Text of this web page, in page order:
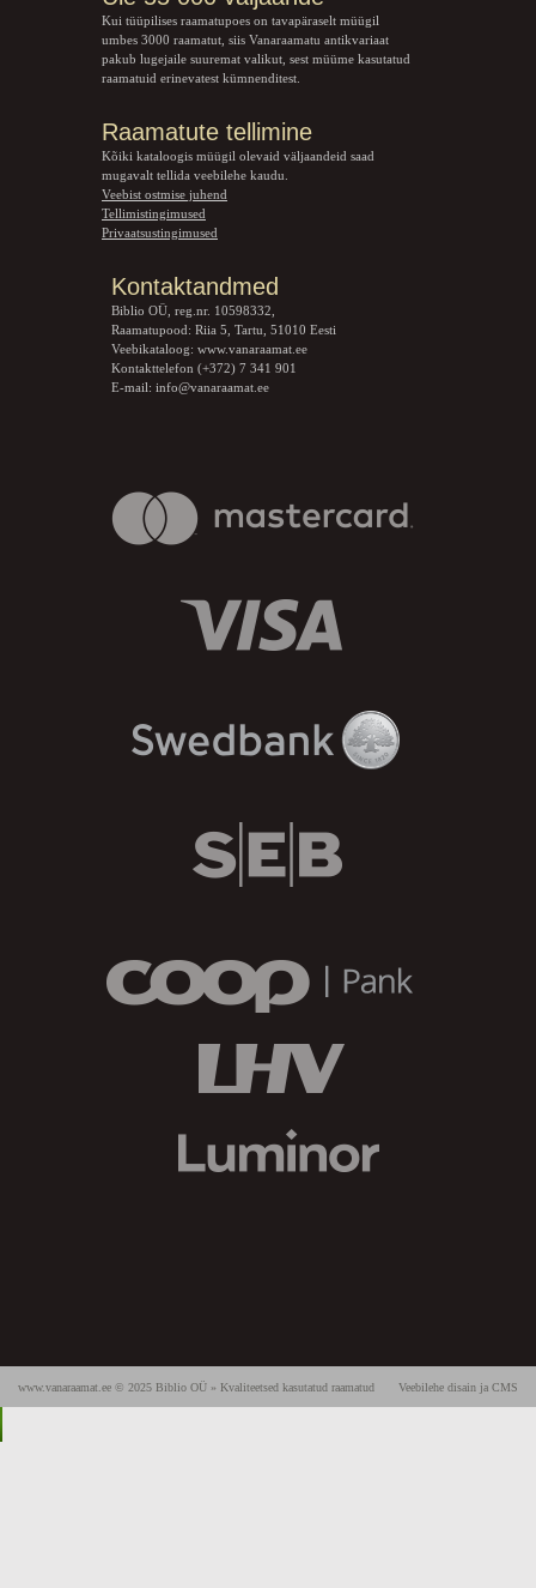
Kui tüüpilises raamatupoes on tavapäraselt müügil
umbes 3000 raamatut, siis Vanaraamatu antikvariaat
pakub lugejaile suuremat valikut, sest müüme kasutatud
raamatuid erinevatest kümnenditest.
Raamatute tellimine
Kõiki kataloogis müügil olevaid väljaandeid saad
mugavalt tellida veebilehe kaudu.
Veebist ostmise juhend
Tellimistingimused
Privaatsustingimused
Kontaktandmed
Biblio OÜ, reg.nr. 10598332,
Raamatupood: Riia 5, Tartu, 51010 Eesti
Veebikataloog: www.vanaraamat.ee
Kontakttelefon (+372) 7 341 901
E-mail: info@vanaraamat.ee
Veebilehe disain ja CMS
www.vanaraamat.ee © 2025 Biblio OÜ » Kvaliteetsed kasutatud raamatud